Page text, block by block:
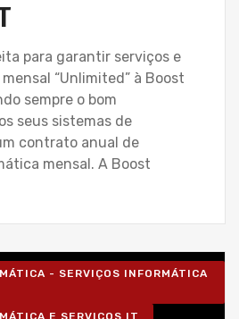
para garantir serviços e
“Unlimited” à Boost
sempre o bom
seus sistemas de
contrato anual de
mensal. A Boost
- SERVIÇOS INFORMÁTICA
E SERVIÇOS IT